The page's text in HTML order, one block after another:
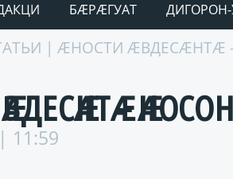
БÆРÆГУАТ ДИГОРОН-
| ӔНОСТИ
–
11:59